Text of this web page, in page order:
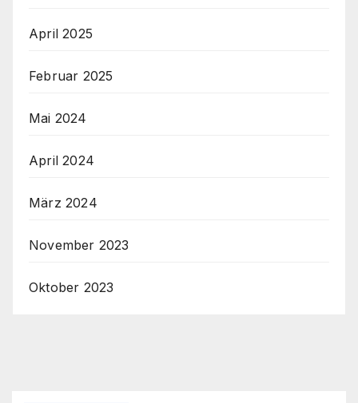
April 2025
Februar 2025
Mai 2024
April 2024
März 2024
November 2023
Oktober 2023